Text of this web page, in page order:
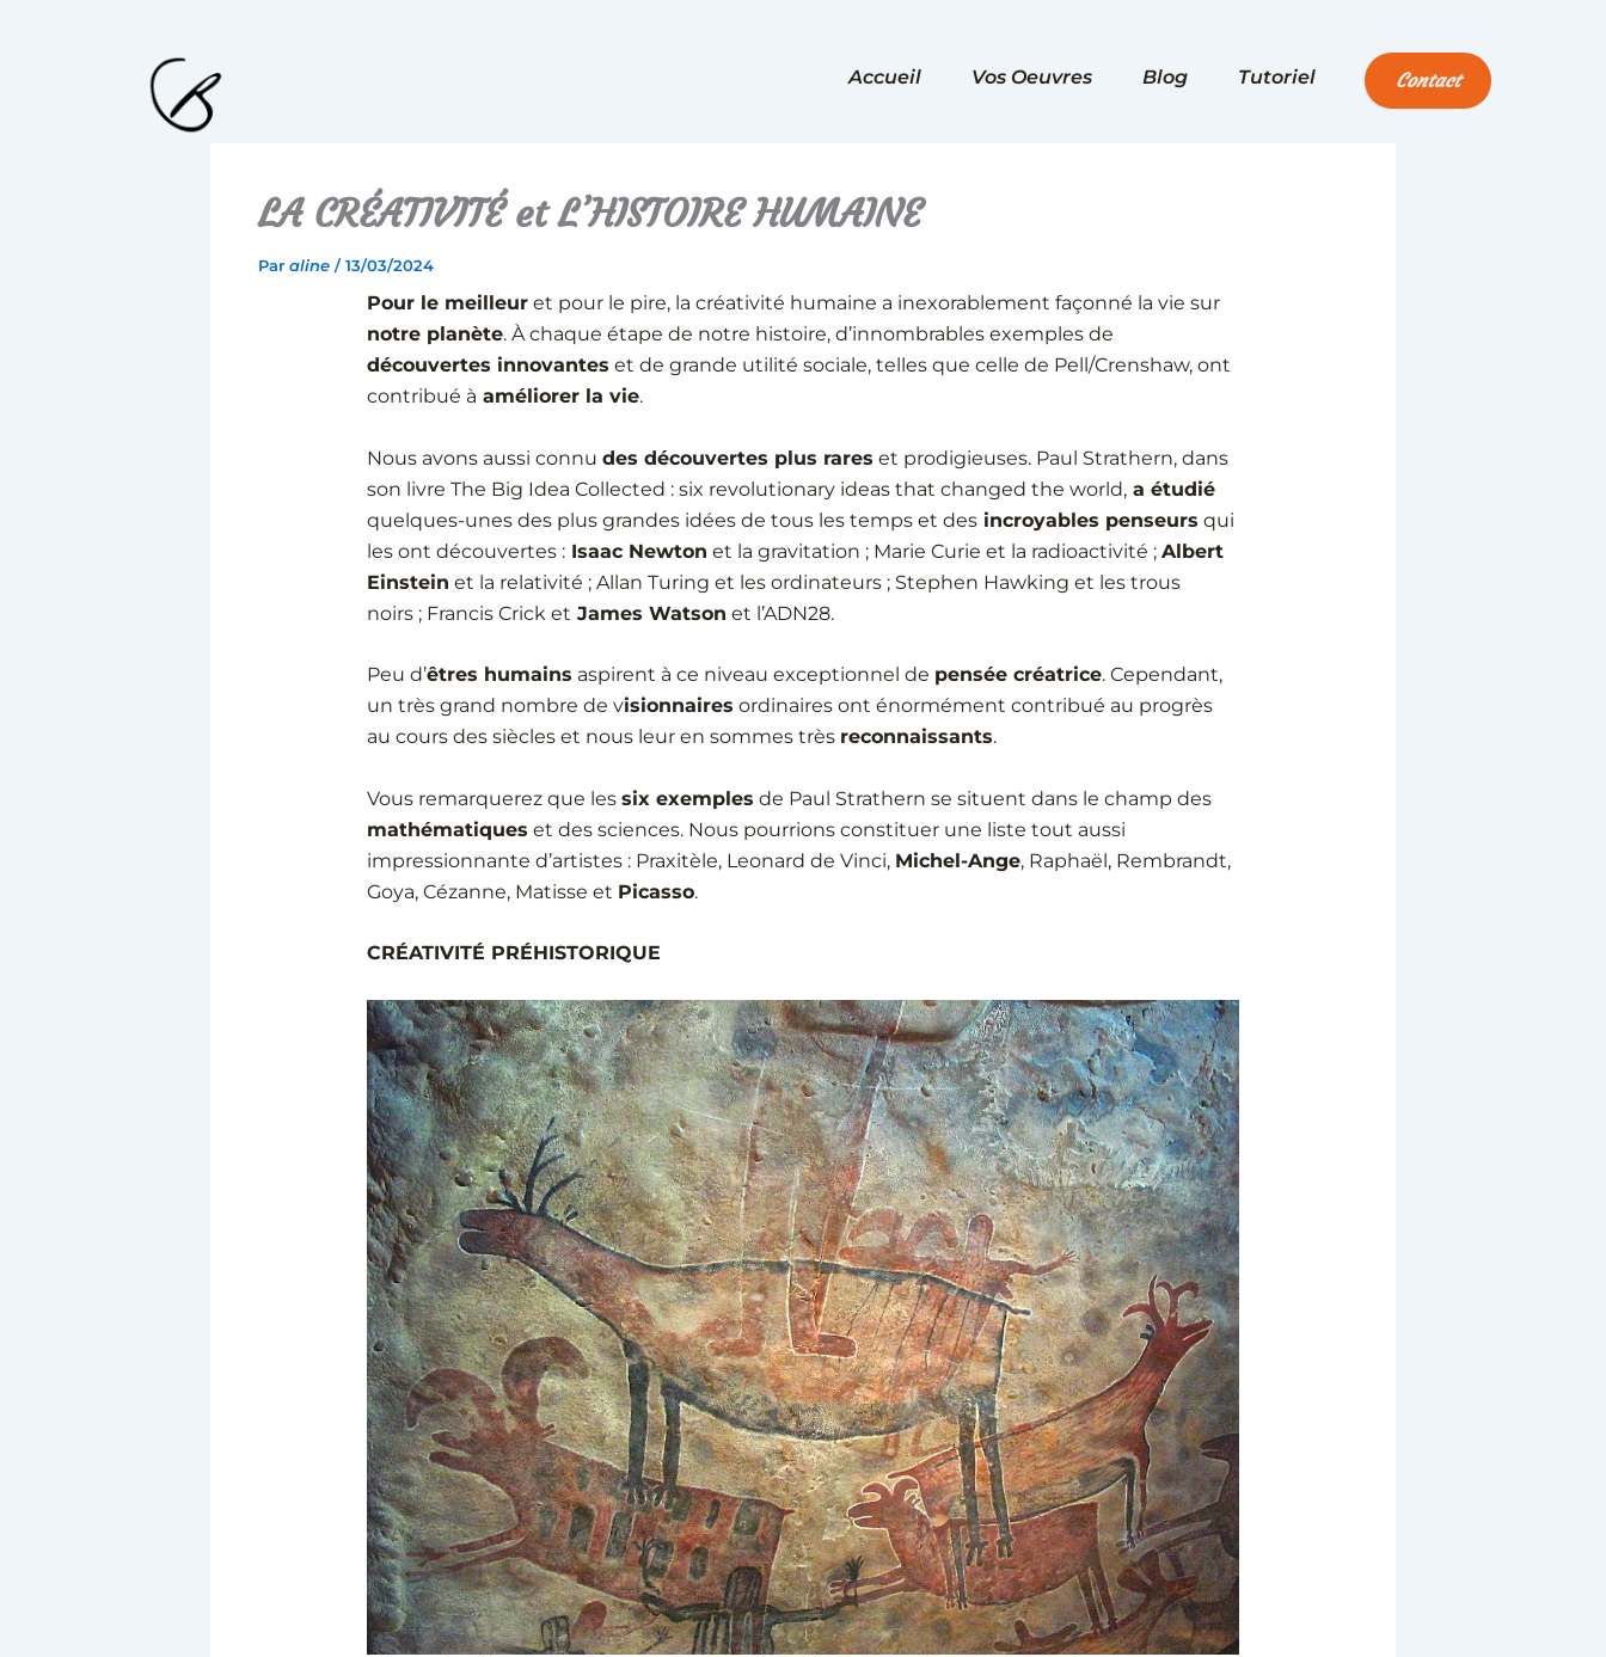
Accueil Vos Oeuvres Blog Tutoriel Contact
LA CRÉATIVITÉ et L’HISTOIRE HUMAINE
Par aline /13/03/2024
Pour le meilleur et pour le pire, la créativité humaine a inexorablement façonné la vie sur
notre planète. À chaque étape de notre histoire, d’innombrables exemples de
découvertes innovantes et de grande utilité sociale, telles que celle de Pell/Crenshaw, ont
contribué à améliorer la vie.
Nous avons aussi connu des découvertes plus rares et prodigieuses. Paul Strathern, dans
son livre The Big Idea Collected : six revolutionary ideas that changed the world, a étudié
quelques-unes des plus grandes idées de tous les temps et des incroyables penseurs qui
les ont découvertes : Isaac Newton et la gravitation ; Marie Curie et la radioactivité ; Albert
Einstein et la relativité ; Allan Turing et les ordinateurs ; Stephen Hawking et les trous
noirs ; Francis Crick et James Watson et l’ADN28.
Peu d’êtres humains aspirent à ce niveau exceptionnel de pensée créatrice. Cependant,
un très grand nombre de visionnaires ordinaires ont énormément contribué au progrès
au cours des siècles et nous leur en sommes très reconnaissants.
Vous remarquerez que les six exemples de Paul Strathern se situent dans le champ des
mathématiques et des sciences. Nous pourrions constituer une liste tout aussi
impressionnante d’artistes : Praxitèle, Leonard de Vinci, Michel-Ange, Raphaël, Rembrandt,
Goya, Cézanne, Matisse et Picasso.
CRÉATIVITÉ PRÉHISTORIQUE